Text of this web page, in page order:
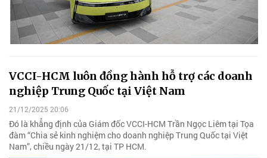
VCCI-HCM luôn đồng hành hỗ trợ các doanh
nghiệp Trung Quốc tại Việt Nam
21/12/2025 20:06
Đó là khẳng định của Giám đốc VCCI-HCM Trần Ngọc Liêm tại Tọa
đàm “Chia sẻ kinh nghiệm cho doanh nghiệp Trung Quốc tại Việt
Nam”, chiều ngày 21/12, tại TP HCM.